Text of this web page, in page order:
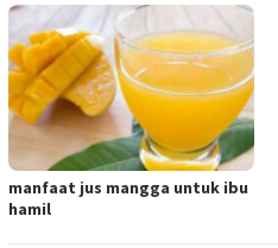
manfaat jus mangga untuk ibu
hamil